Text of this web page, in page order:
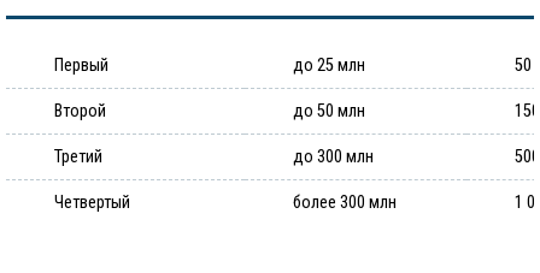
Первый до 25 млн 50
Второй до 50 млн
Третий до 300 млн
Четвертый более 300 млн 1